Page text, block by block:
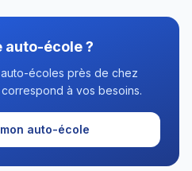
auto-école ?
écoles près de chez
à vos besoins.
auto-école